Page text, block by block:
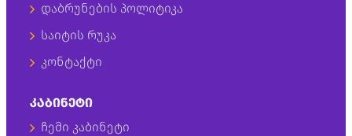
დაბრუნების პოლიტიკა
საიტის რუკა
კონტაქტი
ᲙᲐᲑᲘᲜᲔᲢᲘ
ჩემი კაბინეტი